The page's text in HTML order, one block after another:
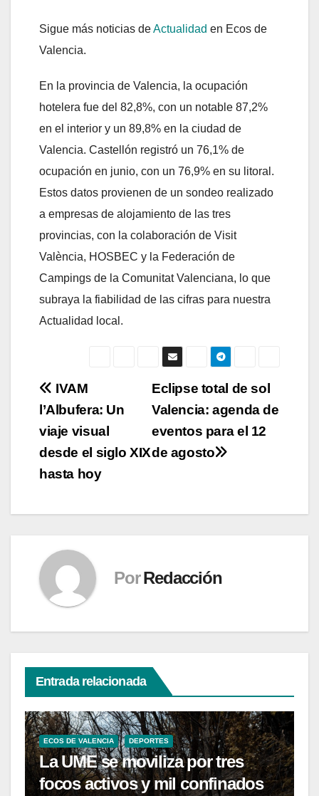
Sigue más noticias deActualidad en Ecos de
Valencia.
En la provincia de Valencia, la ocupación
hotelera fue del 82,8%, con un notable 87,2%
en el interior y un 89,8% en la ciudad de
Valencia. Castellón registró un 76,1% de
ocupación en junio, con un 76,9% en su litoral.
Estos datos provienen de un sondeo realizado
a empresas de alojamiento de las tres
provincias, con la colaboración de Visit
València, HOSBEC y la Federación de
Campings de la Comunitat Valenciana, lo que
subraya la fiabilidad de las cifras para nuestra
Actualidad local.
Navegación
de
entradas
Eclipse total de sol
Valencia: agenda de
eventos para el 12
de agosto
IVAM
l’Albufera: Un
viaje visual
desde el siglo XIX
hasta hoy
Por Redacción
Entrada relacionada
ECOS DE VALENCIA DEPORTES
La UME se moviliza por tres
focos activos y mil confinados